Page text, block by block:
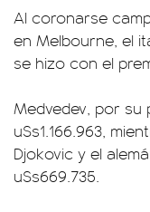
Al coronarse
en Melbourne, el
se hizo con el
Medvedev, por su
u$s1.166.963,
Djokovic y el
u$s669.735.